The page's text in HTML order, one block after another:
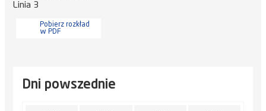
Linia 3
Pobierz rozkład
w PDF
Dni powszednie